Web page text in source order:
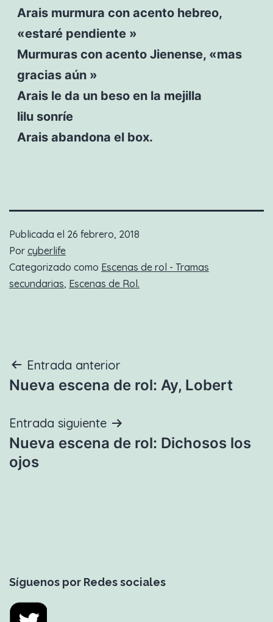
Arais murmura con acento hebreo,
«estaré pendiente »
Murmuras con acento Jienense, «mas
gracias aún »
Arais le da un beso en la mejilla
lilu sonríe
Arais abandona el box.
Publicada el 26 febrero, 2018
Por cyberlife
Categorizado como Escenas de rol - Tramas
secundarias, Escenas de Rol.
Navegación
de
entradas
Entrada anterior
Nueva escena de rol: Ay, Lobert
Entrada siguiente
Nueva escena de rol: Dichosos los
ojos
Síguenos por Redes sociales